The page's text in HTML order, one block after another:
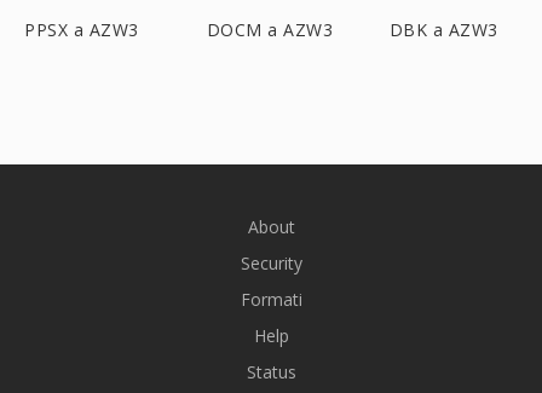
PPSX a AZW3 DOCM a AZW3 DBK a AZW3
About
Security
Formati
Help
Status